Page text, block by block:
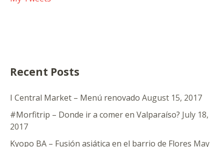
Recent Posts
I Central Market – Menú renovado August 15, 2017
#Morfitrip – Donde ir a comer en Valparaíso? July 18,
2017
Kyopo BA – Fusión asiática en el barrio de Flores May